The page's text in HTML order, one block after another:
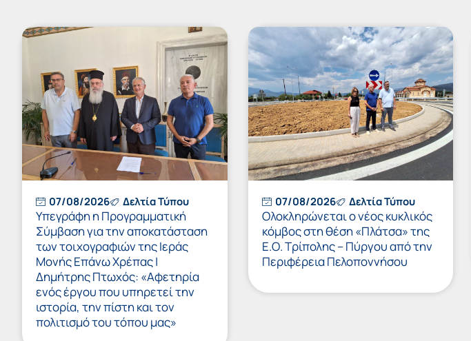
07/08/2026 Δελτία Τύπου
Υπεγράφη η Προγραμματική
Σύμβαση για την αποκατάσταση
των τοιχογραφιών της Ιεράς
Μονής Επάνω Χρέπας |
Δημήτρης Πτωχός: «Αφετηρία
ενός έργου που υπηρετεί την
ιστορία, την πίστη και τον
πολιτισμό του τόπου μας»
07/08/2026 Δελτία Τύπου
Ολοκληρώνεται ο νέος κυκλικός
κόμβος στη θέση «Πλάτσα» της
Ε.Ο. Τρίπολης – Πύργου από την
Περιφέρεια Πελοποννήσου